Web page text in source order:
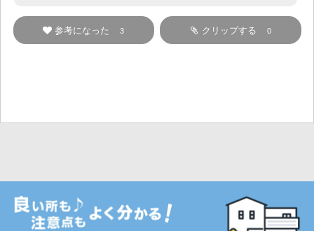
クリップする 0
参考になった 3